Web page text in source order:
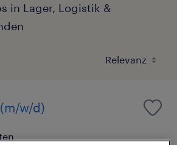
in Lager, Logistik &
w/d)